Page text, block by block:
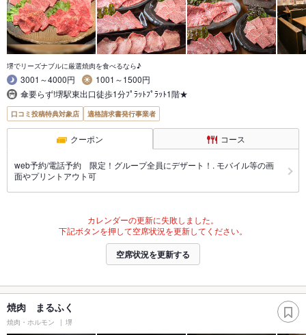
堺でリーズナブルに厳選焼肉を食べるなら♪
3001～4000円
1001～1500円
傘要らず!堺駅東出口徒歩1分ﾌﾟﾗｯﾄﾌﾟﾗｯﾄ1階★
口コミ投稿特典対象店 適格請求書発行事業者
クーポン コース
web予約/電話予約 限定！グループ全員にデザート！. モバイル等の画
面やプリントアウト可
カレンダーの更新に失敗しました。
下記ボタンを押して空席状況を更新してください。
空席状況を更新する
焼肉 まるふく
焼肉・ホルモン 堺